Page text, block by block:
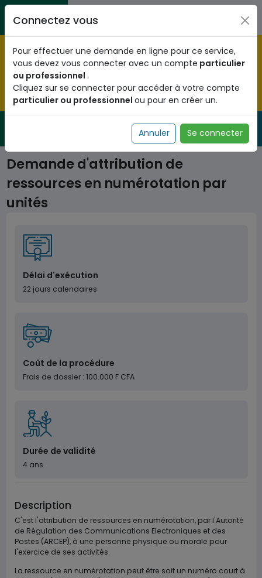
Aller au contenu principal
Citoyens
Pré-enregistrez vous dès maintenant pour le programme
national d'identification biométrique et
obtenez votre Numéro d'Identification Unique (NIU) en
cliquantICI.
Fermer
de l'administration togolaise
Demande d'attribution de
ressources en numérotation par
unités
Délai d'exécution
22 jours calendaires
Coût de la procédure
Frais de dossier : 100.000 F CFA
Durée de validité
4 ans
Description
C'est l'attribution de ressources en numérotation, par l'Autorité
de Régulation des Communications Electroniques et des
Postes (ARCEP), à une personne physique ou morale pour
l'exercice de ses activités.
La ressource en numérotation peut être soit un numéro court à
Connectez vous
Pour effectuer une demande en ligne pour ce service,
vous devez vous connecter avec un compte particulier
ou professionnel .
Cliquez sur se connecter pour accéder à votre compte
particulier ou professionnel ou pour en créer un.
Annuler Se connecter